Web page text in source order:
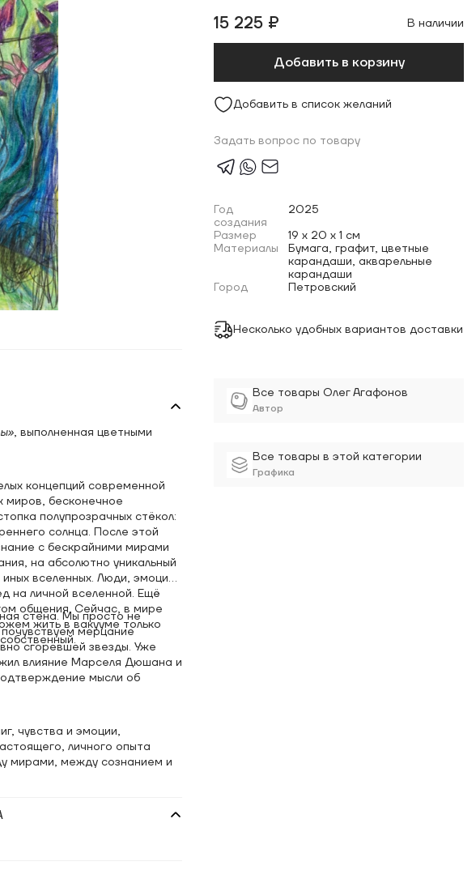
15 225 ₽ В наличии
Добавить в корзину
Добавить в список желаний
Задать вопрос по товару
Год
создания
2025
Размер
19 x 20 x 1 см
Материалы
Бумага, графит, цветные
карандаши, акварельные
карандаши
Город
Петровский
Несколько удобных вариантов доставки
Все товары Олег Агафонов
Автор
Все товары в этой категории
Графика
, выполненная цветными
концепций современной
миров, бесконечное
полупрозрачных стёкол:
солнца. После этой
с бескрайними мирами
на абсолютно уникальный
вселенных. Люди, эмоции,
на личной вселенной. Ещё
общения. Сейчас, в мире
жить в вакууме только
стена. Мы просто не
мерцание
сгоревшей звезды. Уже
влияние Марселя Дюшана и
мысли об
чувства и эмоции,
личного опыта
мирами, между сознанием и